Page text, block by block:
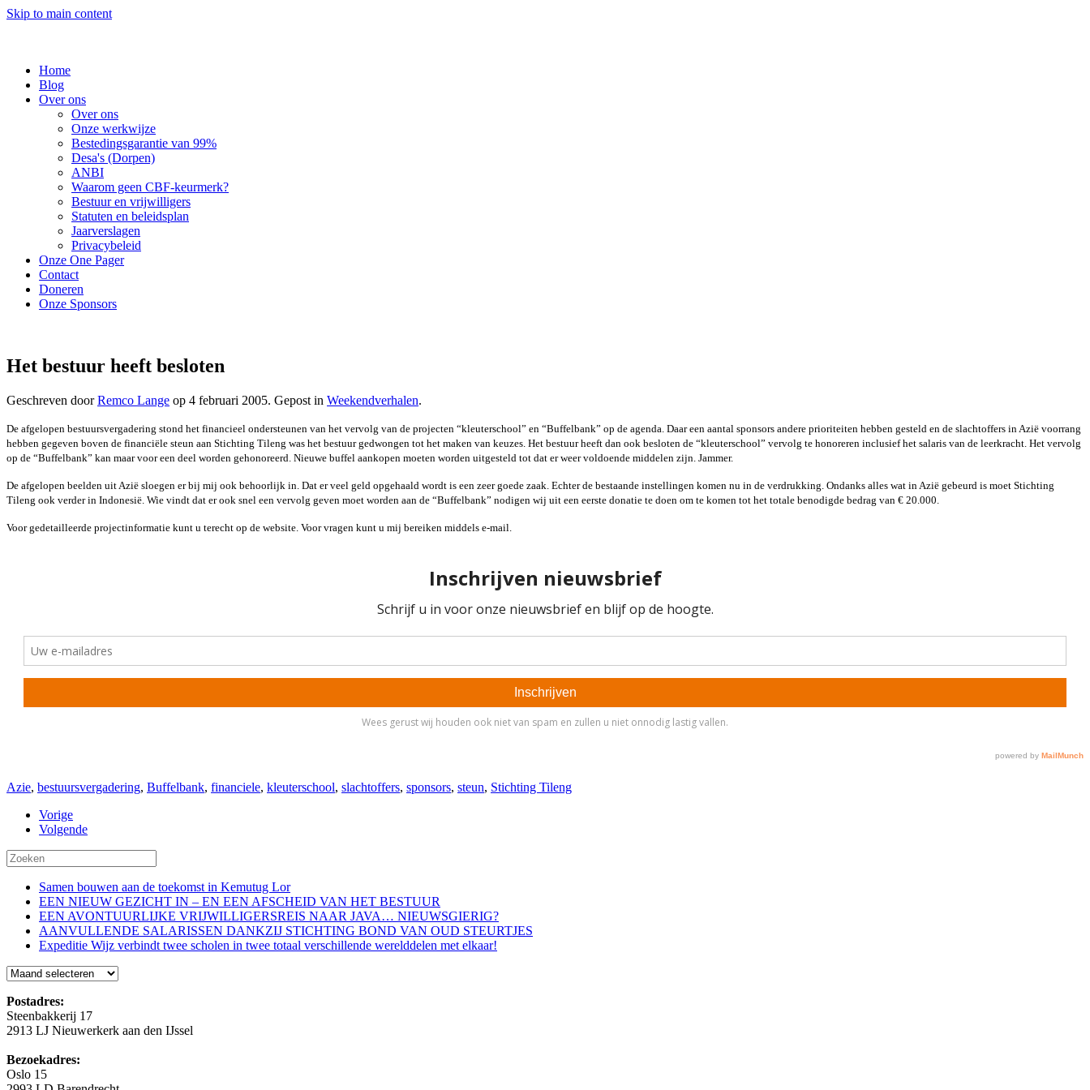
Skip to main content
Home
Blog
Over ons
Over ons
Onze werkwijze
Bestedingsgarantie van 99%
Desa's (Dorpen)
ANBI
Waarom geen CBF-keurmerk?
Bestuur en vrijwilligers
Statuten en beleidsplan
Jaarverslagen
Privacybeleid
Onze One Pager
Contact
Doneren
Onze Sponsors
Het bestuur heeft besloten
Geschreven doorRemco Lange op 4 februari 2005. Gepost in Weekendverhalen.
De afgelopen bestuursvergadering stond het financieel ondersteunen van het vervolg van de projecten “kleuterschool” en “Buffelbank” op de agenda. Daar een aantal sponsors andere prioriteiten hebben gesteld en de slachtoffers in Azië voorrang
hebben gegeven boven de financiële steun aan Stichting Tileng was het bestuur gedwongen tot het maken van keuzes. Het bestuur heeft dan ook besloten de “kleuterschool” vervolg te honoreren inclusief het salaris van de leerkracht. Het vervolg
op de “Buffelbank” kan maar voor een deel worden gehonoreerd. Nieuwe buffel aankopen moeten worden uitgesteld tot dat er weer voldoende middelen zijn. Jammer.
De afgelopen beelden uit Azië sloegen er bij mij ook behoorlijk in. Dat er veel geld opgehaald wordt is een zeer goede zaak. Echter de bestaande instellingen komen nu in de verdrukking. Ondanks alles wat in Azië gebeurd is moet Stichting
Tileng ook verder in Indonesië. Wie vindt dat er ook snel een vervolg geven moet worden aan de “Buffelbank” nodigen wij uit een eerste donatie te doen om te komen tot het totale benodigde bedrag van € 20.000.
Voor gedetailleerde projectinformatie kunt u terecht op de website. Voor vragen kunt u mij bereiken middels e-mail.
Azie, bestuursvergadering, Buffelbank, financiele, kleuterschool, slachtoffers, sponsors, steun, Stichting Tileng
Vorige
Volgende
Samen bouwen aan de toekomst in Kemutug Lor
EEN NIEUW GEZICHT IN – EN EEN AFSCHEID VAN HET BESTUUR
EEN AVONTUURLIJKE VRIJWILLIGERSREIS NAAR JAVA… NIEUWSGIERIG?
AANVULLENDE SALARISSEN DANKZIJ STICHTING BOND VAN OUD STEURTJES
Expeditie Wijz verbindt twee scholen in twee totaal verschillende werelddelen met elkaar!
Blog
Postadres:
Steenbakkerij 17
2913 LJ Nieuwerkerk aan den IJssel
Bezoekadres:
Oslo 15